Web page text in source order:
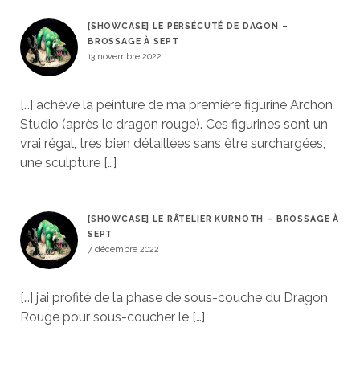
[SHOWCASE] LE PERSÉCUTÉ DE DAGON –
BROSSAGE À SEPT
13 novembre 2022
[…] achève la peinture de ma première figurine Archon
Studio (après le dragon rouge). Ces figurines sont un
vrai régal, très bien détaillées sans être surchargées,
une sculpture […]
[SHOWCASE] LE RÂTELIER KURNOTH – BROSSAGE À
SEPT
7 décembre 2022
[…] j’ai profité de la phase de sous-couche du Dragon
Rouge pour sous-coucher le […]